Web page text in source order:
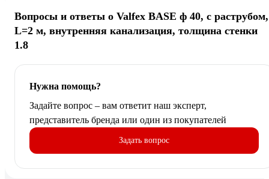
Вопросы и ответы о Valfex BASE ф 40, с раструбом,
L=2 м, внутренняя канализация, толщина стенки
1.8
Нужна помощь?
Задайте вопрос – вам ответит наш эксперт,
представитель бренда или один из покупателей
Задать вопрос